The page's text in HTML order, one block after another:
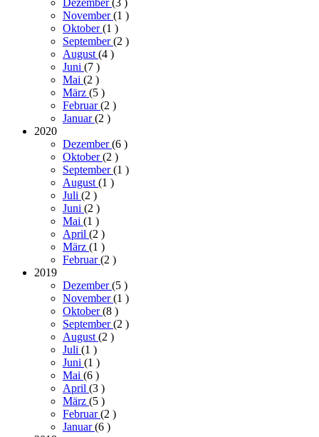
November(1 )
Oktober(1 )
September(2 )
August (4 )
Juni (7 )
Mai (2 )
März (5 )
Februar(2 )
Januar(2 )
2020
Dezember(6 )
Oktober(2 )
September(1 )
August (1 )
Juli (2 )
Juni (2 )
Mai (1 )
April (2 )
März (1 )
Februar(2 )
2019
Dezember(5 )
November(1 )
Oktober(8 )
September(2 )
August (2 )
Juli (1 )
Juni (1 )
Mai (6 )
April (3 )
März (5 )
Februar(2 )
Januar(6 )